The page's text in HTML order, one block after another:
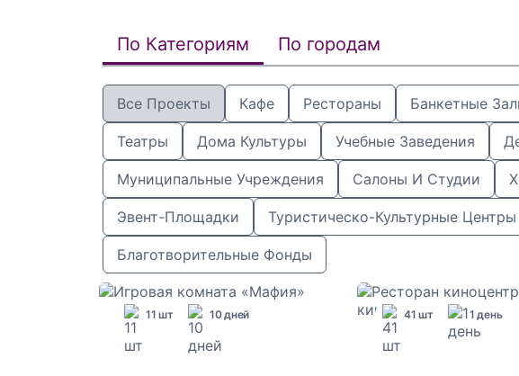
По Категориям По городам
Все Проекты Кафе Рестораны Банкетные
Театры Дома Культуры Учебные Заведения
Муниципальные Учреждения Салоны И Студии
Эвент-Площадки Туристическо-Культурные Центры
Благотворительные Фонды
11 шт 10 дней 41 шт 1 день